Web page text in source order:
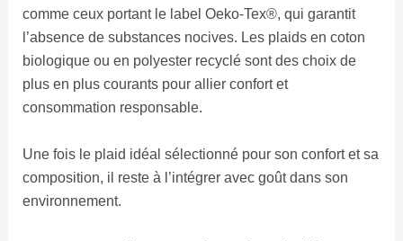
comme ceux portant le label Oeko-Tex®, qui garantit
l’absence de substances nocives. Les plaids en coton
biologique ou en polyester recyclé sont des choix de
plus en plus courants pour allier confort et
consommation responsable.
Une fois le plaid idéal sélectionné pour son confort et sa
composition, il reste à l’intégrer avec goût dans son
environnement.